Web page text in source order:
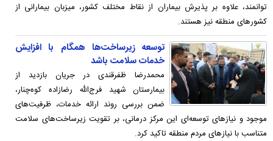
توانمند، علاوه بر پذیرش بیماران از نقاط مختلف کشور، میزبان بیمارانی از
کشورهای منطقه نیز هستند.
توسعه زیرساخت‌ها همگام با افزایش
خدمات سلامت باشد
محمدرضا ظفرقندی در جریان بازدید از
بیمارستان شهید فرج‌الله رضازاده کوه‌چنار،
ضمن بررسی روند ارائه خدمات، ظرفیت‌های
موجود و نیازهای توسعه‌ای این مرکز درمانی، بر تقویت زیرساخت‌های سلامت
متناسب با نیازهای مردم منطقه تاکید کرد.